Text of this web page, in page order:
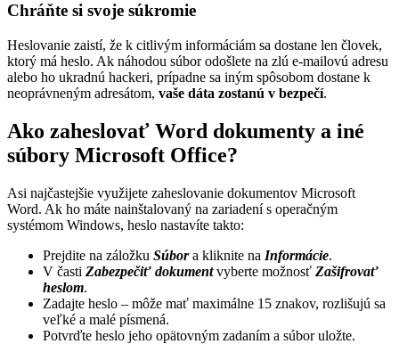
Chráňte si svoje súkromie
Heslovanie zaistí, že k citlivým informáciám sa dostane len človek,
ktorý má heslo. Ak náhodou súbor odošlete na zlú e-mailovú adresu
alebo ho ukradnú hackeri, prípadne sa iným spôsobom dostane k
neoprávneným adresátom, vaše dáta zostanú v bezpečí.
Ako zaheslovať Word dokumenty a iné
súbory Microsoft Office?
Asi najčastejšie využijete zaheslovanie dokumentov Microsoft
Word. Ak ho máte nainštalovaný na zariadení s operačným
systémom Windows, heslo nastavíte takto:
Prejdite na záložku Súbora kliknite na Informácie.
V časti Zabezpečiť dokumentvyberte možnosť Zašifrovať
heslom.
Zadajte heslo – môže mať maximálne 15 znakov, rozlišujú sa
veľké a malé písmená.
Potvrďte heslo jeho opätovným zadaním a súbor uložte.